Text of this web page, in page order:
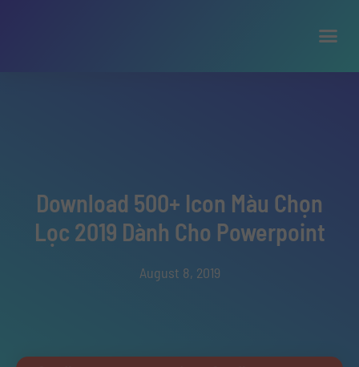
Download 500+ Icon Màu Chọn
Lọc 2019 Dành Cho Powerpoint
August 8, 2019